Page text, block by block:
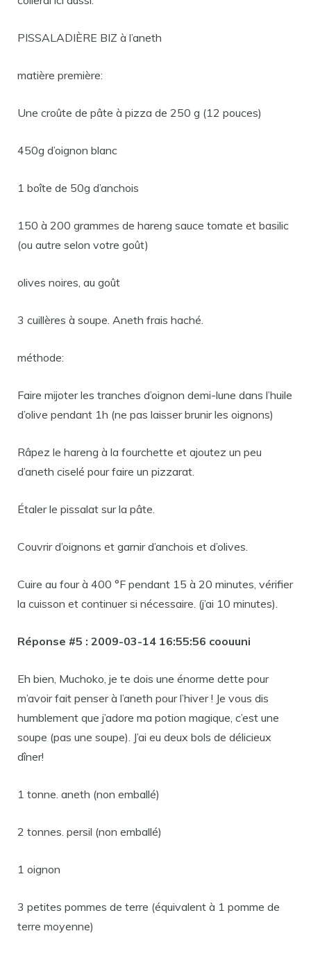
PISSALADIÈRE BIZ à l’aneth
matière première:
Une croûte de pâte à pizza de 250 g (12 pouces)
450g d’oignon blanc
1 boîte de 50g d’anchois
150 à 200 grammes de hareng sauce tomate et basilic
(ou autre selon votre goût)
olives noires, au goût
3 cuillères à soupe. Aneth frais haché.
méthode:
Faire mijoter les tranches d’oignon demi-lune dans l’huile
d’olive pendant 1h (ne pas laisser brunir les oignons)
Râpez le hareng à la fourchette et ajoutez un peu
d’aneth ciselé pour faire un pizzarat.
Étaler le pissalat sur la pâte.
Couvrir d’oignons et garnir d’anchois et d’olives.
Cuire au four à 400 °F pendant 15 à 20 minutes, vérifier
la cuisson et continuer si nécessaire. (j’ai 10 minutes).
Réponse #5 : 2009-03-14 16:55:56 coouuni
Eh bien, Muchoko, je te dois une énorme dette pour
m’avoir fait penser à l’aneth pour l’hiver ! Je vous dis
humblement que j’adore ma potion magique, c’est une
soupe (pas une soupe). J’ai eu deux bols de délicieux
dîner!
1 tonne. aneth (non emballé)
2 tonnes. persil (non emballé)
1 oignon
3 petites pommes de terre (équivalent à 1 pomme de
terre moyenne)